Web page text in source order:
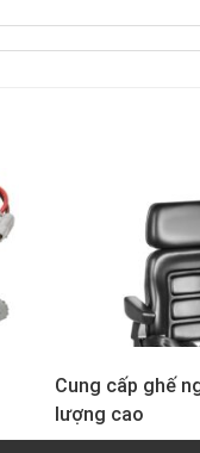
Cung cấp ghế
lượng cao